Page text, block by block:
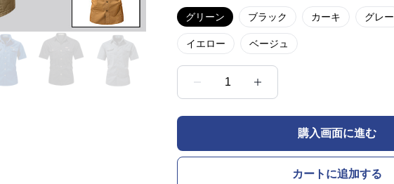
グリーン ブラック カーキ グレー
イエロー ベージュ
1
購入画面に進む
カートに追加する